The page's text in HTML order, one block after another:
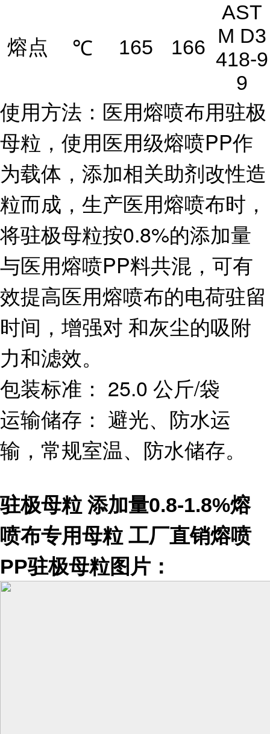
熔点 ℃ 165 166
AST
M D3
418-9
9
使用方法：医用熔喷布用驻极
母粒，使用医用级熔喷PP作
为载体，添加相关助剂改性造
粒而成，生产医用熔喷布时，
将驻极母粒按0.8%的添加量
与医用熔喷PP料共混，可有
效提高医用熔喷布的电荷驻留
时间，增强对 和灰尘的吸附
力和滤效。
包装标准： 25.0 公斤/袋
运输储存： 避光、防水运
输，常规室温、防水储存。
驻极母粒 添加量0.8-1.8%熔
喷布专用母粒 工厂直销熔喷
PP驻极母粒图片：